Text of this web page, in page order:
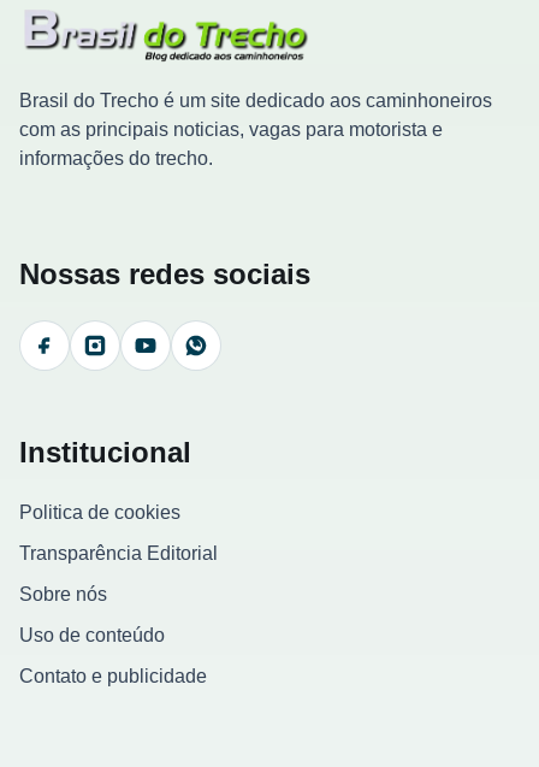
Brasil do Trecho é um site dedicado aos caminhoneiros
com as principais noticias, vagas para motorista e
informações do trecho.
Nossas redes sociais
FacebookInstagramYouTubeWhatsApp
Institucional
Politica de cookies
Transparência Editorial
Sobre nós
Uso de conteúdo
Contato e publicidade